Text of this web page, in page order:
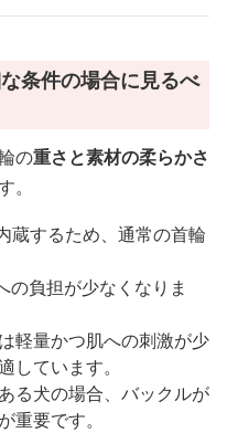
条件の場合に見るべ
の重さと素材の柔らかさ
蔵するため、通常の首輪
の負担が少なくなりま
軽量かつ肌への刺激が少
しています。
る犬の場合、バックルが
重要です。